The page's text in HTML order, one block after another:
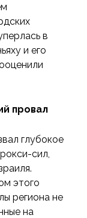
в
и его
провал
глубокое
сил,
этого
региона не
на